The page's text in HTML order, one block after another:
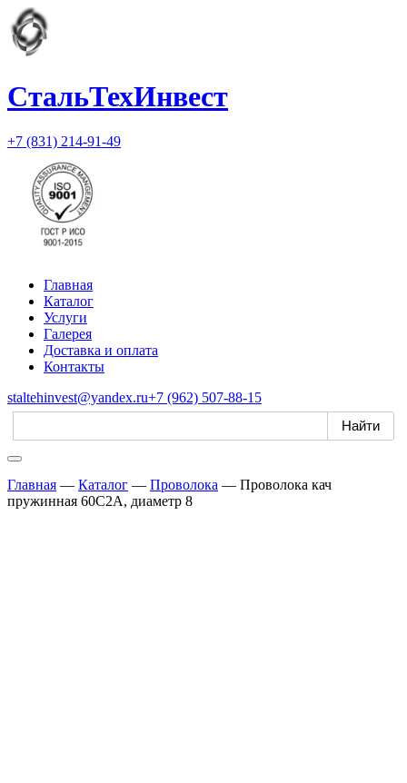
СтальТехИнвест
+7 (831) 214-91-49
Главная
Каталог
Услуги
Галерея
Доставка и оплата
Контакты
staltehinvest@yandex.ru+7 (962) 507-88-15
Главная — Каталог — Проволока — Проволока кач
пружинная 60С2А, диаметр 8